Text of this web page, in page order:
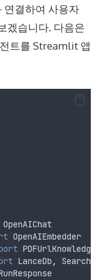
결하여 사용자
겠습니다. 다음은
트를 Streamlit 앱
OpenAIChat
OpenAIEmbedder
LanceDb,